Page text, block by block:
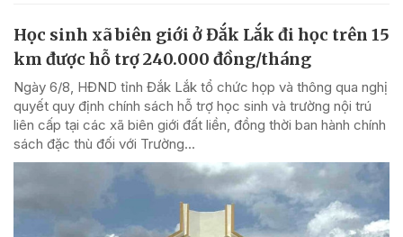
Học sinh xã biên giới ở Đắk Lắk đi học trên 15
km được hỗ trợ 240.000 đồng/tháng
Ngày 6/8, HĐND tỉnh Đắk Lắk tổ chức họp và thông qua nghị
quyết quy định chính sách hỗ trợ học sinh và trường nội trú
liên cấp tại các xã biên giới đất liền, đồng thời ban hành chính
sách đặc thù đối với Trường...